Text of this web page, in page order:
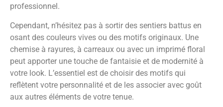
professionnel.
Cependant, n’hésitez pas à sortir des sentiers battus en
osant des couleurs vives ou des motifs originaux. Une
chemise à rayures, à carreaux ou avec un imprimé floral
peut apporter une touche de fantaisie et de modernité à
votre look. L’essentiel est de choisir des motifs qui
reflètent votre personnalité et de les associer avec goût
aux autres éléments de votre tenue.